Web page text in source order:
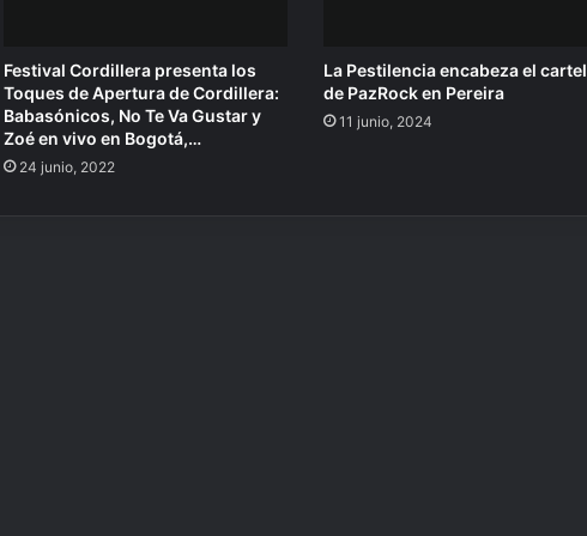
c
t
r
ó
n
Festival Cordillera presenta los
Toques de Apertura de Cordillera:
Babasónicos, No Te Va Gustar y
Zoé en vivo en Bogotá,…
24 junio, 2022
La Pestilencia encabeza el cartel
de PazRock en Pereira
11 junio, 2024